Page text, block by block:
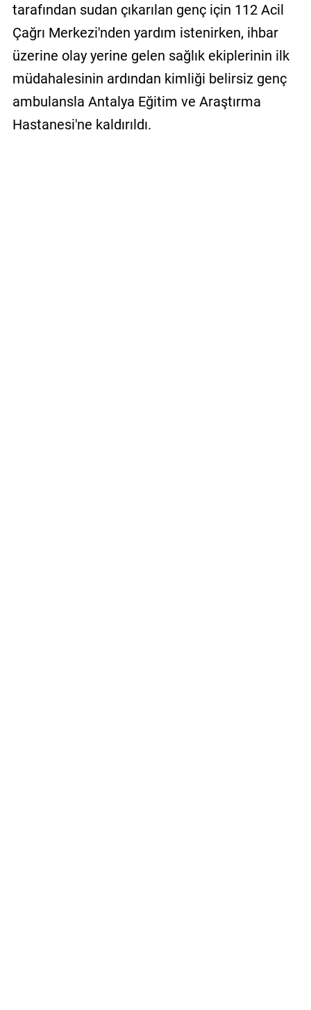
tarafından sudan çıkarılan genç için 112 Acil
Çağrı Merkezi'nden yardım istenirken, ihbar
üzerine olay yerine gelen sağlık ekiplerinin ilk
müdahalesinin ardından kimliği belirsiz genç
ambulansla Antalya Eğitim ve Araştırma
Hastanesi'ne kaldırıldı.